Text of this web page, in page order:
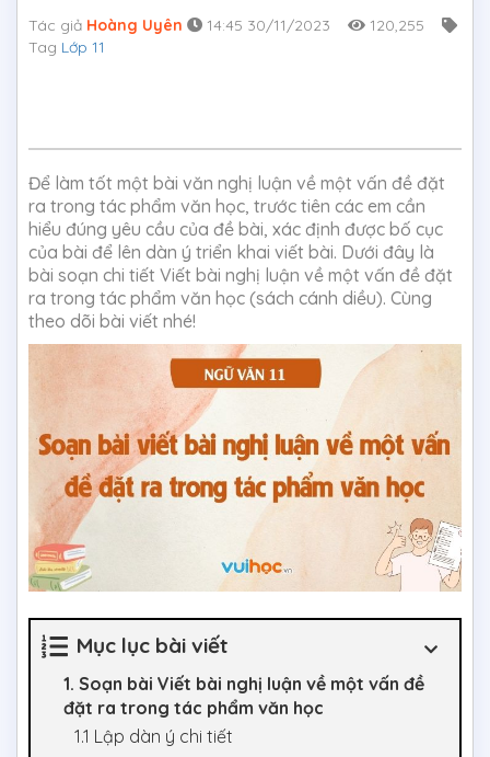
Tác giả Hoàng Uyên 14:45 30/11/2023
120,255
Tag Lớp 11
Để làm tốt một bài văn nghị luận về một vấn đề đặt
ra trong tác phẩm văn học, trước tiên các em cần
hiểu đúng yêu cầu của đề bài, xác định được bố cục
của bài để lên dàn ý triển khai viết bài. Dưới đây là
bài soạn chi tiết Viết bài nghị luận về một vấn đề đặt
ra trong tác phẩm văn học (sách cánh diều). Cùng
theo dõi bài viết nhé!
Mục lục bài viết
1. Soạn bài Viết bài nghị luận về một vấn đề
đặt ra trong tác phẩm văn học
1.1 Lập dàn ý chi tiết